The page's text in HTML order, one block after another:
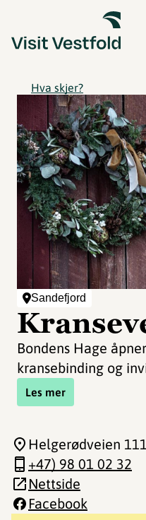
Hva skjer?
Sandefjord
Bondens Hage
kransebinding og
Les mer
Helgerødveien 111
+47) 98 01 02 32
Nettside
Facebook